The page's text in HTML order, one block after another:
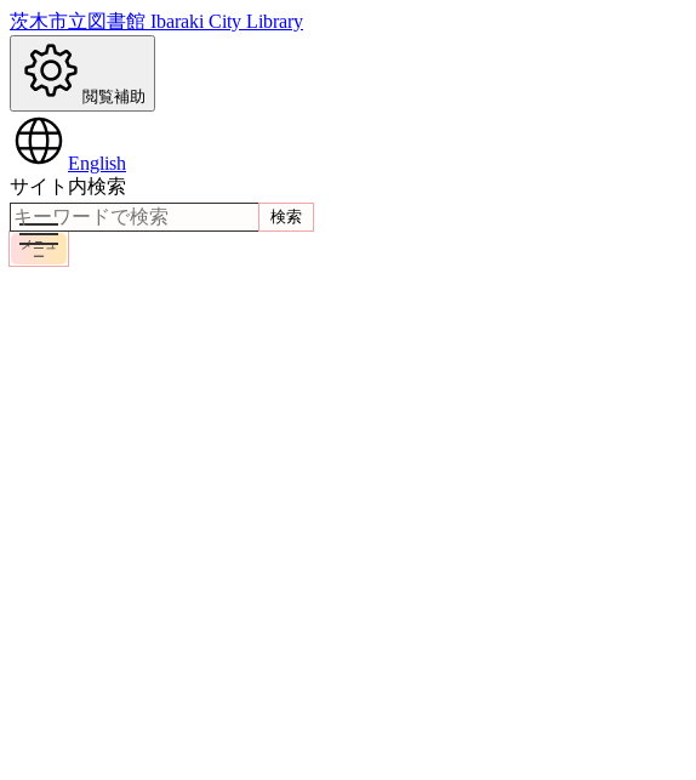
茨木市立図書館 Ibaraki City Library
閲覧補助
English
サイト内検索
検索
メニュ
ー